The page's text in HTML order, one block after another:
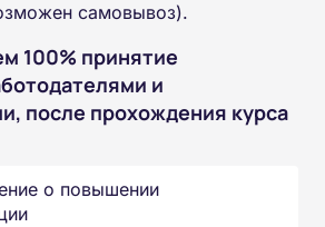
самовывоз).
100% принятие
и
после прохождения курса
о повышении